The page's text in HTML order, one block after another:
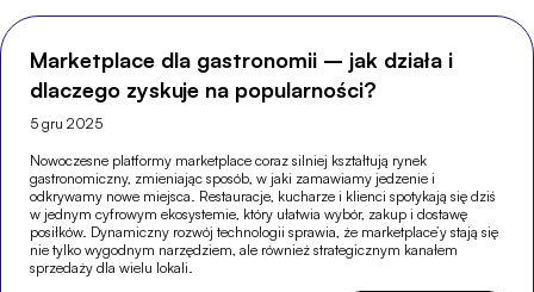
Marketplace dla gastronomii – jak działa i
dlaczego zyskuje na popularności?
5 gru 2025
Nowoczesne platformy marketplace coraz silniej kształtują rynek
gastronomiczny, zmieniając sposób, w jaki zamawiamy jedzenie i
odkrywamy nowe miejsca. Restauracje, kucharze i klienci spotykają się dziś
w jednym cyfrowym ekosystemie, który ułatwia wybór, zakup i dostawę
posiłków. Dynamiczny rozwój technologii sprawia, że marketplace’y stają się
nie tylko wygodnym narzędziem, ale również strategicznym kanałem
sprzedaży dla wielu lokali.